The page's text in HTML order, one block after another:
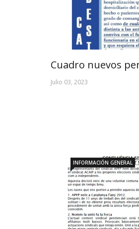
Cuadro nuevos
Julio 03, 2023
INFORMACIÓN GENERAL